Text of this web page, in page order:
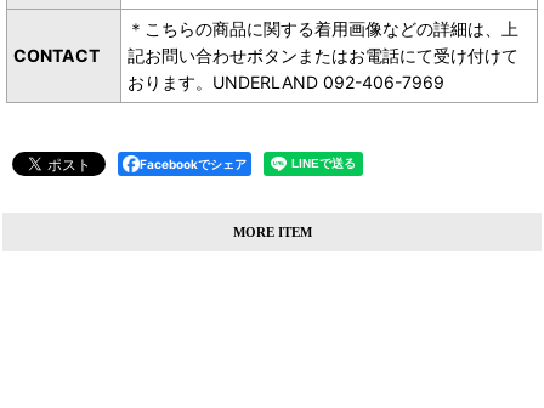
CONTACT
＊こちらの商品に関する着用画像などの詳細は、上
記お問い合わせボタンまたはお電話にて受け付けて
おります。UNDERLAND 092-406-7969
Facebookでシェア
MORE ITEM